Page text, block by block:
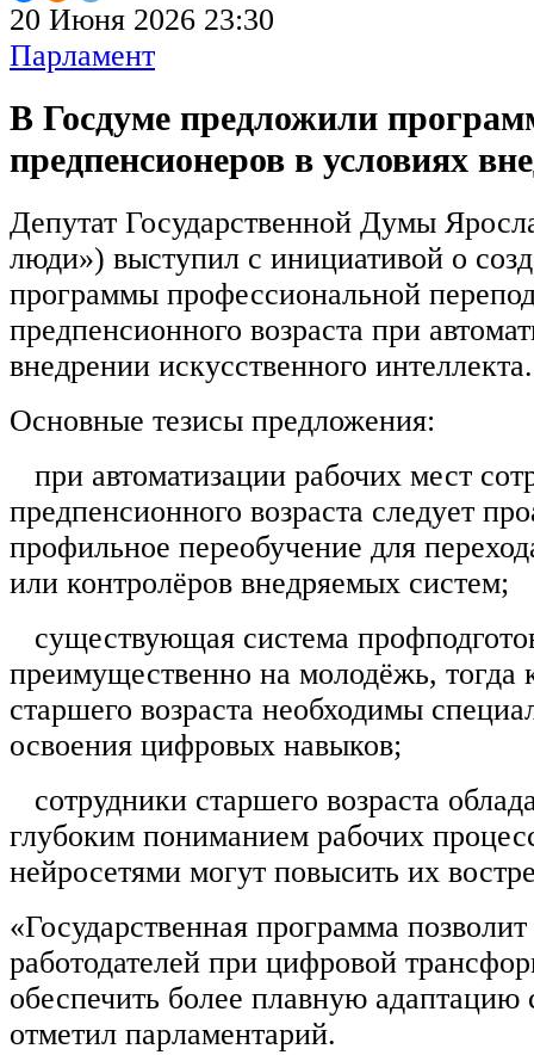
20 Июня 2026 23:30
Парламент
В Госдуме предложили
предпенсионеров в условиях
Депутат Государственной Думы
люди») выступил с инициативой о
программы профессиональной
предпенсионного возраста при
внедрении искусственного интеллекта.
Основные тезисы предложения:
при автоматизации рабочих мест
предпенсионного возраста следует
профильное переобучение для
или контролёров внедряемых систем;
существующая система
преимущественно на молодёжь, тогда
старшего возраста необходимы
освоения цифровых навыков;
сотрудники старшего возраста
глубоким пониманием рабочих
нейросетями могут повысить их
«Государственная программа
работодателей при цифровой
обеспечить более плавную
отметил парламентарий.